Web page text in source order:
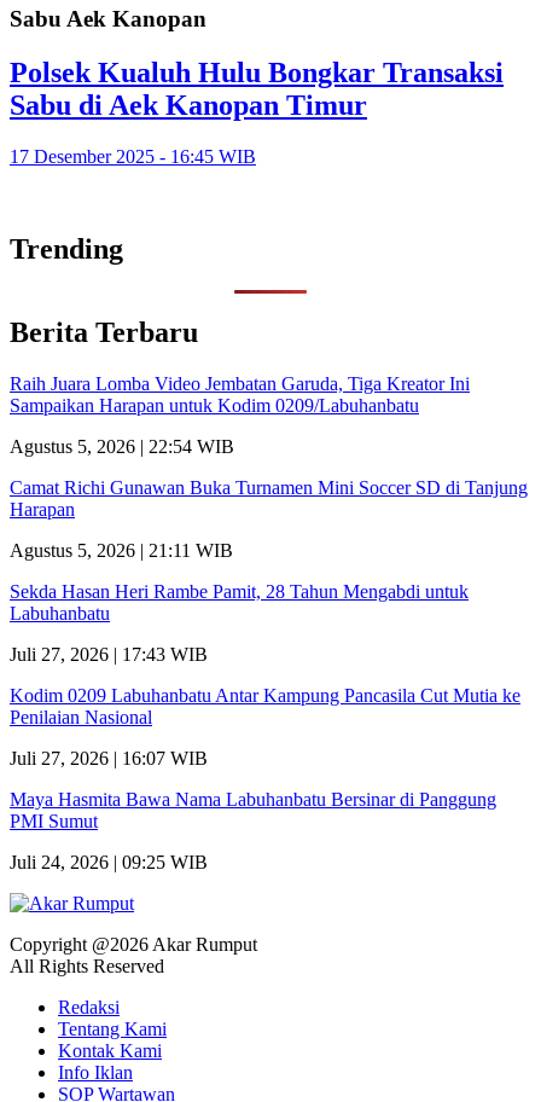
Sabu Aek Kanopan
Polsek Kualuh Hulu Bongkar Transaksi
Sabu di Aek Kanopan Timur
17 Desember 2025 - 16:45 WIB
Trending
Berita Terbaru
Raih Juara Lomba Video Jembatan Garuda, Tiga Kreator Ini
Sampaikan Harapan untuk Kodim 0209/Labuhanbatu
Agustus 5, 2026 | 22:54 WIB
Camat Richi Gunawan Buka Turnamen Mini Soccer SD di Tanjung
Harapan
Agustus 5, 2026 | 21:11 WIB
Sekda Hasan Heri Rambe Pamit, 28 Tahun Mengabdi untuk
Labuhanbatu
Juli 27, 2026 | 17:43 WIB
Kodim 0209 Labuhanbatu Antar Kampung Pancasila Cut Mutia ke
Penilaian Nasional
Juli 27, 2026 | 16:07 WIB
Maya Hasmita Bawa Nama Labuhanbatu Bersinar di Panggung
PMI Sumut
Juli 24, 2026 | 09:25 WIB
Copyright @2026 Akar Rumput
All Rights Reserved
Redaksi
Tentang Kami
Kontak Kami
Info Iklan
SOP Wartawan